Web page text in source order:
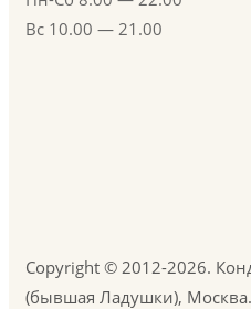
Вс 10.00 — 21.00
Copyright © 2012-2026.
(бывшая Ладушки),